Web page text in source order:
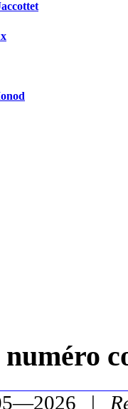
numéro
|